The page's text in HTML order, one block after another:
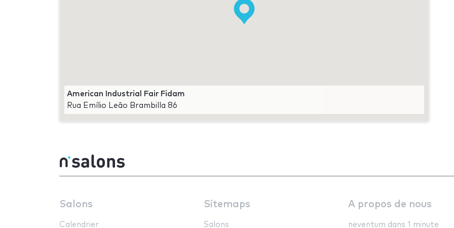
American Industrial Fair Fidam
Rua Emílio Leão Brambilla 86
Salons
Calendrier
Sitemaps
Salons
A propos de nous
neventum dans 1 minute